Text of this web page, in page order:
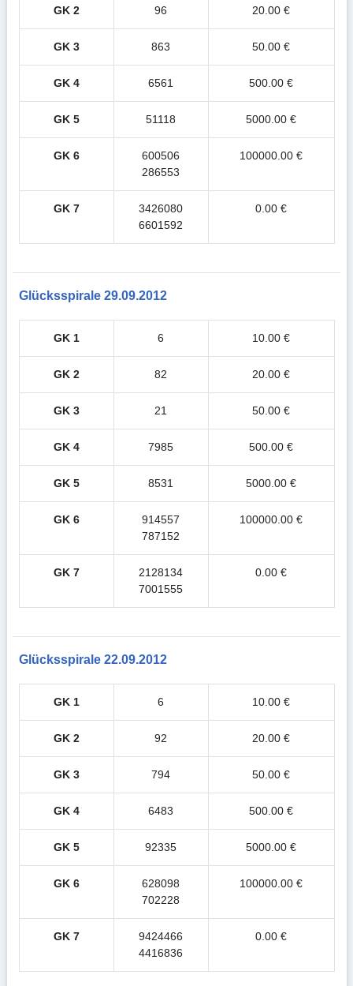
GK 2 96 20.00 €
GK 3 863 50.00 €
GK 4 6561 500.00 €
GK 5 51118 5000.00 €
GK 6
600506
286553
100000.00 €
GK 7
3426080
6601592
0.00 €
Glücksspirale 29.09.2012
GK 1 6 10.00 €
GK 2 82 20.00 €
GK 3 21 50.00 €
GK 4 7985 500.00 €
GK 5 8531 5000.00 €
GK 6
914557
787152
100000.00 €
GK 7
2128134
7001555
0.00 €
Glücksspirale 22.09.2012
GK 1 6 10.00 €
GK 2 92 20.00 €
GK 3 794 50.00 €
GK 4 6483 500.00 €
GK 5 92335 5000.00 €
GK 6
628098
702228
100000.00 €
GK 7
9424466
4416836
0.00 €